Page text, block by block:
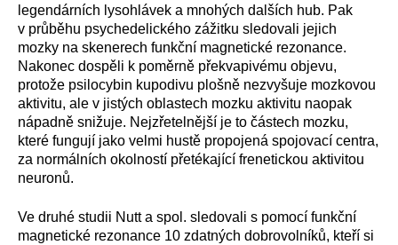
legendárních lysohlávek a mnohých dalších hub. Pak
v průběhu psychedelického zážitku sledovali jejich
mozky na skenerech funkční magnetické rezonance.
Nakonec dospěli k poměrně překvapivému objevu,
protože psilocybin kupodivu plošně nezvyšuje mozkovou
aktivitu, ale v jistých oblastech mozku aktivitu naopak
nápadně snižuje. Nejzřetelnější je to částech mozku,
které fungují jako velmi hustě propojená spojovací centra,
za normálních okolností přetékající frenetickou aktivitou
neuronů.
Ve druhé studii Nutt a spol. sledovali s pomocí funkční
magnetické rezonance 10 zdatných dobrovolníků, kteří si